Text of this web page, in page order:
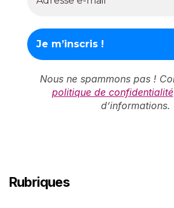
Nous ne spammons pas !
politique de confidentialité
d’informations.
Rubriques